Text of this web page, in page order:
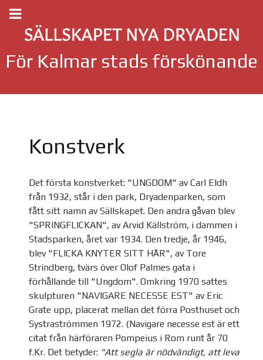
För Kalmar stads förskönande
Konstverk
Det första konstverket: "UNGDOM" av Carl Eldh
från 1932, står i den park, Dryadenparken, som
fått sitt namn av Sällskapet. Den andra gåvan blev
"SPRINGFLICKAN", av Arvid Källström, i dammen i
Stadsparken, året var 1934. Den tredje, år 1946,
blev "FLICKA KNYTER SITT HÅR", av Tore
Strindberg, tvärs över Olof Palmes gata i
förhållande till "Ungdom". Omkring 1970 sattes
skulpturen "NAVIGARE NECESSE EST" av Eric
Grate upp, placerat mellan det förra Posthuset och
Systraströmmen 1972. (Navigare necesse est är ett
citat från härföraren Pompeius i Rom runt år 70
f.Kr. Det betyder: "Att segla är nödvändigt, att leva